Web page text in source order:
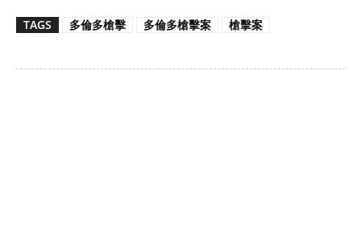
TAGS 多倫多槍擊 多倫多槍擊案 槍擊案